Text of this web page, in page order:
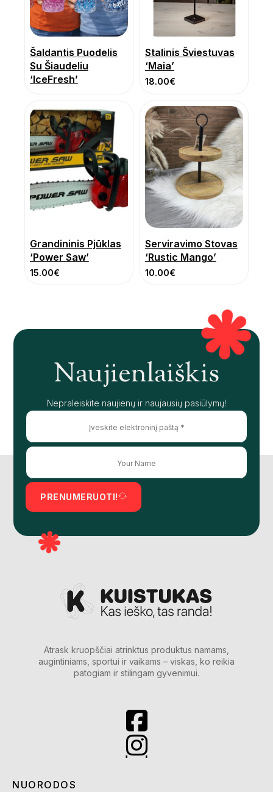
Šaldantis Puodelis
Su Šiaudeliu
‘IceFresh’
Stalinis Šviestuvas
‘Maia’
18.00€
Grandininis Pjūklas
‘Power Saw’
15.00€
Serviravimo Stovas
‘Rustic Mango’
10.00€
Naujienlaiškis
Nepraleiskite naujienų ir naujausių pasiūlymų!
PRENUMERUOTI!
Atrask kruopščiai atrinktus produktus namams,
augintiniams, sportui ir vaikams – viskas, ko reikia
patogiam ir stilingam gyvenimui.
NUORODOS